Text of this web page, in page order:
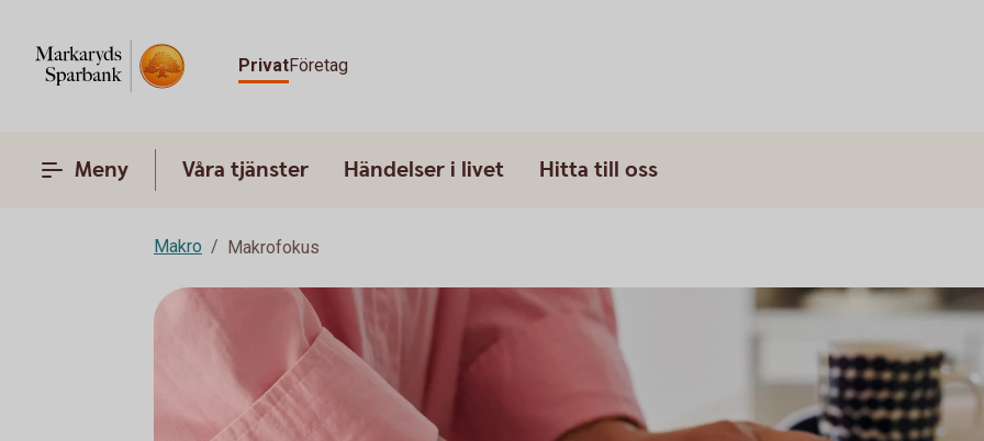
PrivatFöretag
Meny Våra tjänster Händelser i livet Hitta till oss
Makro Makrofokus